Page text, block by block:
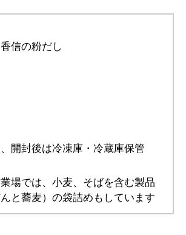
信の粉だし
開封後は冷凍庫・冷蔵庫保管
場では、小麦、そばを含む製品
んと蕎麦）の袋詰めもしています